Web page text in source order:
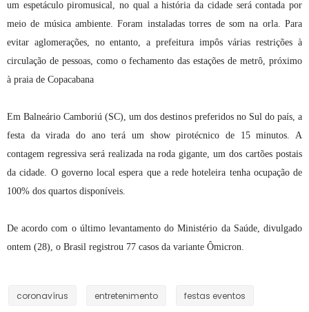
um espetáculo piromusical, no qual a história da cidade será contada por
meio de música ambiente. Foram instaladas torres de som na orla. Para
evitar aglomerações, no entanto, a prefeitura impôs várias restrições à
circulação de pessoas, como o fechamento das estações de metrô, próximo
à praia de Copacabana
Em Balneário Camboriú (SC), um dos destinos preferidos no Sul do país, a
festa da virada do ano terá um show pirotécnico de 15 minutos. A
contagem regressiva será realizada na roda gigante, um dos cartões postais
da cidade. O governo local espera que a rede hoteleira tenha ocupação de
100% dos quartos disponíveis.
De acordo com o último levantamento do Ministério da Saúde, divulgado
ontem (28), o Brasil registrou 77 casos da variante Ômicron.
coronavírus entretenimento festas eventos